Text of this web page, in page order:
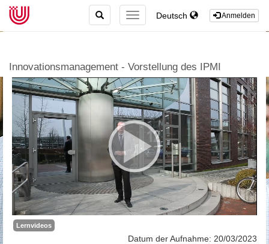
Anmelden
Deutsch
TOGGLE
NAVIGATION
TOGGLE
SEARCH
Innovationsmanagement - Vorstellung des IPMI
Lernvideos
Datum der Aufnahme: 20/03/2023